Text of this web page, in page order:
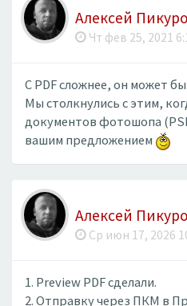
Алексей
Чт фев 25, 2021
С PDF сложнее, он может
Мы столкнулись с этим,
документов фотошопа
вашим предложением
Алексей
Ср июн 17, 2026
1. Preview PDF сделали.
2. Отправку через ПКМ в